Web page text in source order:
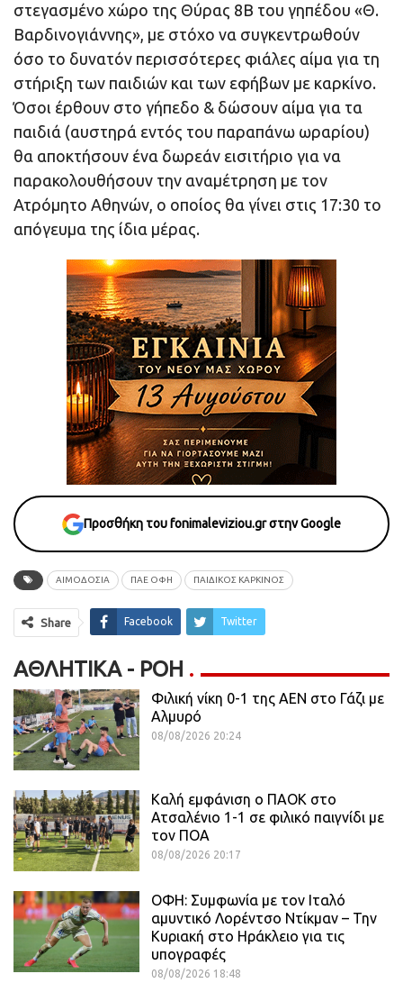
στεγασμένο χώρο της Θύρας 8Β του γηπέδου «Θ.
Βαρδινογιάννης», με στόχο να συγκεντρωθούν
όσο το δυνατόν περισσότερες φιάλες αίμα για τη
στήριξη των παιδιών και των εφήβων με καρκίνο.
Όσοι έρθουν στο γήπεδο & δώσουν αίμα για τα
παιδιά (αυστηρά εντός του παραπάνω ωραρίου)
θα αποκτήσουν ένα δωρεάν εισιτήριο για να
παρακολουθήσουν την αναμέτρηση με τον
Ατρόμητο Αθηνών, ο οποίος θα γίνει στις 17:30 το
απόγευμα της ίδια μέρας.
Προσθήκη του fonimaleviziou.gr στην Google
ΑΙΜΟΔΟΣΙΑ ΠΑΕ ΟΦΗ ΠΑΙΔΙΚΟΣ ΚΑΡΚΙΝΟΣ
Share Facebook Twitter
ΑΘΛΗΤΙΚΆ - ΡΟΗ
Φιλική νίκη 0-1 της ΑΕΝ στο Γάζι με
Αλμυρό
08/08/2026 20:24
Καλή εμφάνιση ο ΠΑΟΚ στο
Ατσαλένιο 1-1 σε φιλικό παιγνίδι με
τον ΠΟΑ
08/08/2026 20:17
ΟΦΗ: Συμφωνία με τον Ιταλό
αμυντικό Λορέντσο Ντίκμαν – Την
Κυριακή στο Ηράκλειο για τις
υπογραφές
08/08/2026 18:48